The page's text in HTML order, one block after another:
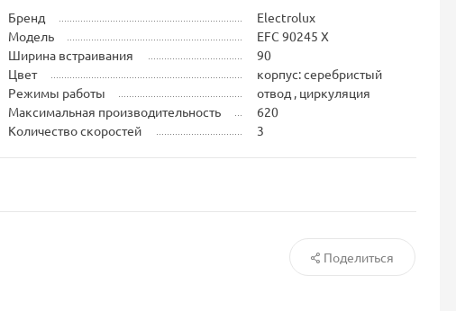
Бренд
Electrolux
Модель
EFC 90245 X
Ширина встраивания
90
Цвет
корпус: серебристый
Режимы работы
отвод , циркуляция
Максимальная производительность
620
Количество скоростей
3
Поделиться